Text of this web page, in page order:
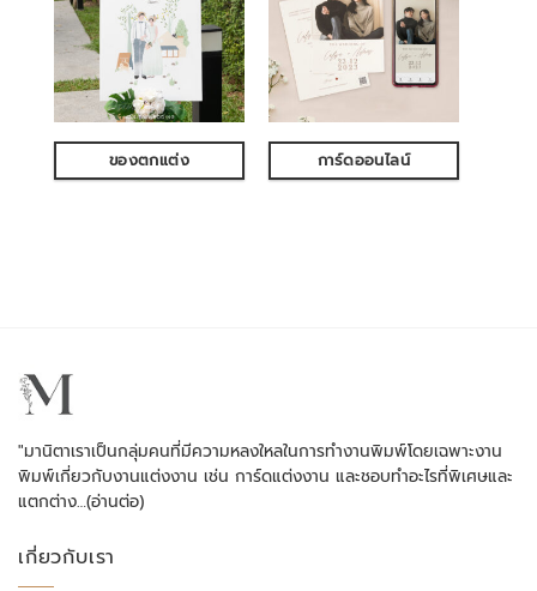
ของตกแต่ง การ์ดออนไลน์
"มานิตาเราเป็นกลุ่มคนที่มีความหลงใหลในการทำงานพิมพ์โดยเฉพาะงาน
พิมพ์เกี่ยวกับงานแต่งงาน เช่น การ์ดแต่งงาน และชอบทำอะไรที่พิเศษและ
แตกต่าง…(อ่านต่อ)
เกี่ยวกับเรา